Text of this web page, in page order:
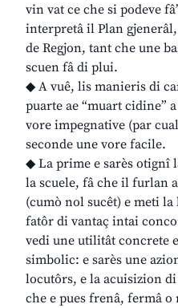
vin vat ce che si podeve
interpretâ il Plan
de Regjon, tant che une
scuen fâ di plui.
◆ A vuê, lis manieris di
puarte ae “muart cidine”
vore impegnative (par
seconde une vore facile.
◆ La prime e sarès otignî
la scuele, fâ che il furlan
(cumò nol sucêt) e meti
fatôr di vantaç intai
vedi une utilitât concrete
simbolic: e sarès une
locutôrs, e la acuisizion
che e pues frenâ, fermâ